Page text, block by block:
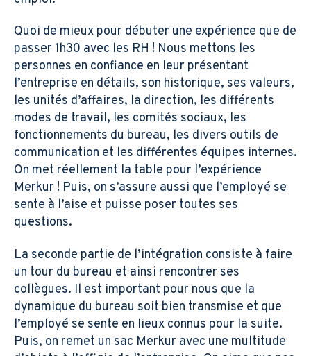
Quoi de mieux pour débuter une expérience que de
passer 1h30 avec les RH ! Nous mettons les
personnes en confiance en leur présentant
l’entreprise en détails, son historique, ses valeurs,
les unités d’affaires, la direction, les différents
modes de travail, les comités sociaux, les
fonctionnements du bureau, les divers outils de
communication et les différentes équipes internes.
On met réellement la table pour l’expérience
Merkur ! Puis, on s’assure aussi que l’employé se
sente à l’aise et puisse poser toutes ses
questions.
La seconde partie de l’intégration consiste à faire
un tour du bureau et ainsi rencontrer ses
collègues. Il est important pour nous que la
dynamique du bureau soit bien transmise et que
l’employé se sente en lieux connus pour la suite.
Puis, on remet un sac Merkur avec une multitude